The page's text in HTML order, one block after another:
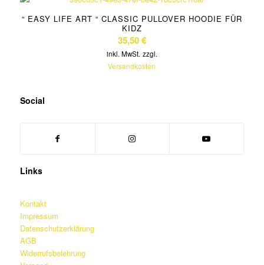
“ EASY LIFE ART “ CLASSIC PULLOVER HOODIE FÜR
KIDZ
35,50€
inkl. MwSt. zzgl.
Versandkosten
Social
Links
Kontakt
Impressum
Datenschutzerklärung
AGB
Widerrufsbelehrung